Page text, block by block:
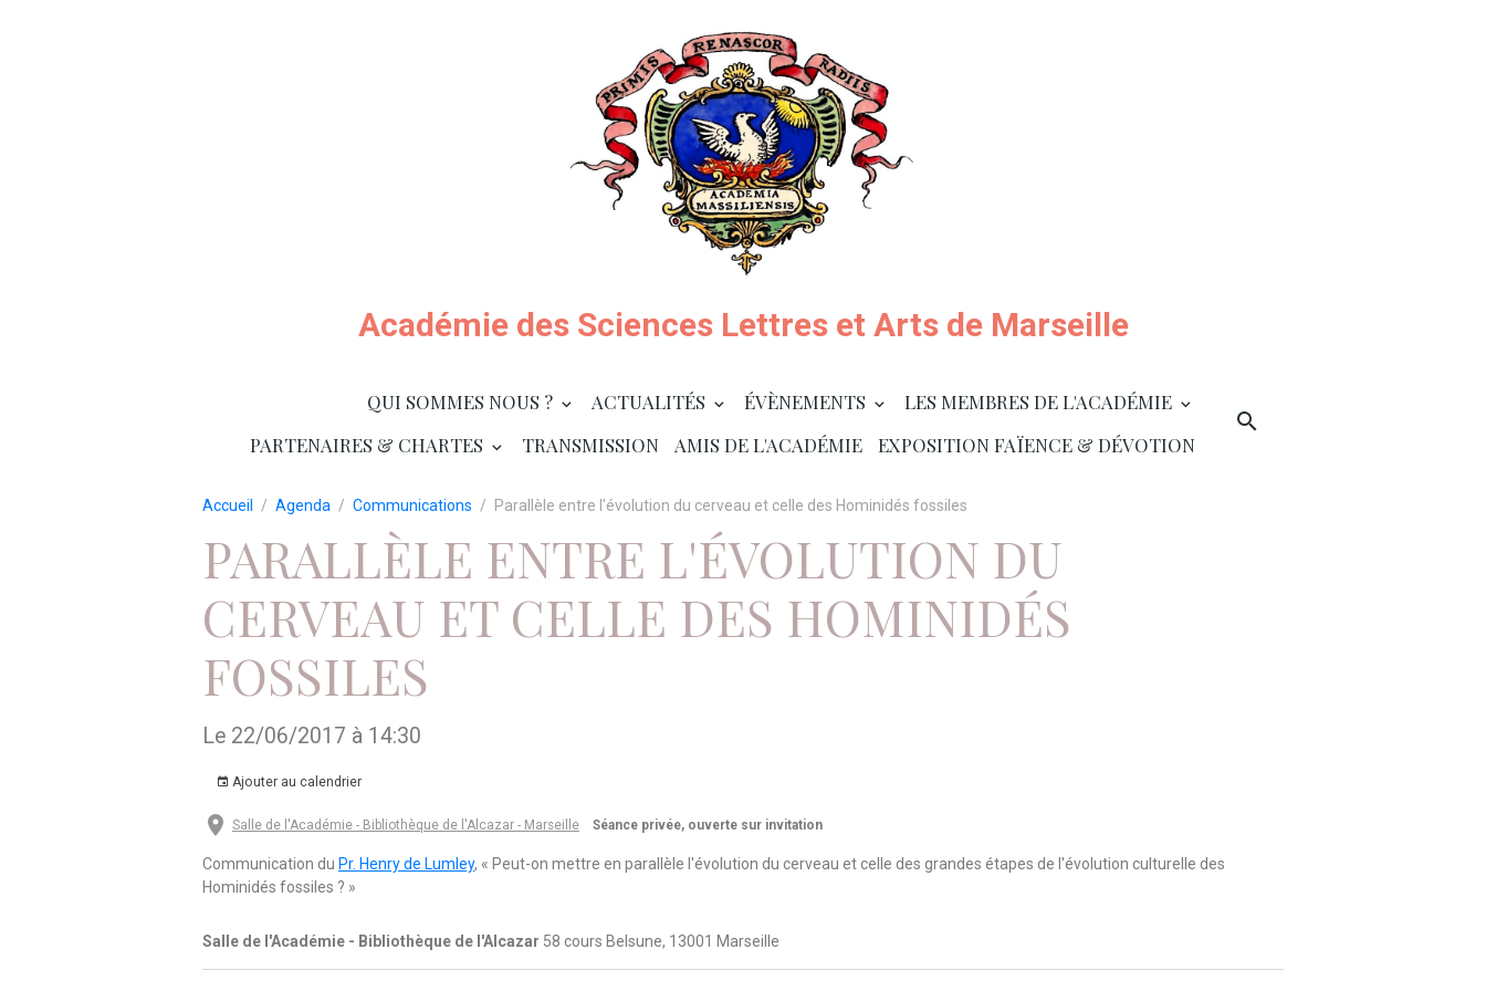
Académie des Sciences Lettres et Arts de Marseille
QUI SOMMES NOUS ? ACTUALITÉS ÉVÈNEMENTS
LES MEMBRES DE L'ACADÉMIE
PARTENAIRES & CHARTES
TRANSMISSION AMIS DE L'ACADÉMIE EXPOSITION FAÏENCE & DÉVOTION
Accueil Agenda Communications Parallèle entre l'évolution du cerveau et celle des Hominidés fossiles
PARALLÈLE ENTRE L'ÉVOLUTION DU
CERVEAU ET CELLE DES HOMINIDÉS
FOSSILES
Le 22/06/2017 à 14:30
Ajouter au calendrier
Salle de l'Académie - Bibliothèque de l'Alcazar - Marseille Séance privée, ouverte sur invitation
Communication du Pr. Henry de Lumley, « Peut-on mettre en parallèle l'évolution du cerveau et celle des grandes étapes de l'évolution culturelle des
Hominidés fossiles ? »
Salle de l'Académie - Bibliothèque de l'Alcazar 58 cours Belsune, 13001 Marseille